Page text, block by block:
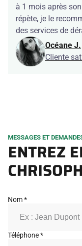
à 1 mois après
répète, je le
des services de
Océane J.
Cliente
MESSAGES ET
ENTREZ
Nom *
Téléphone *